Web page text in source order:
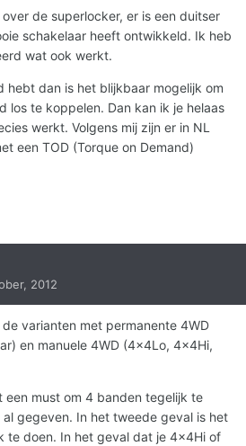
de superlocker, er is een duitser
schakelaar heeft ontwikkeld. Ik heb
wat ook werkt.
hebt dan is het blijkbaar mogelijk om
los te koppelen. Dan kan ik je helaas
werkt. Volgens mij zijn er in NL
een TOD (Torque on Demand)
2012
varianten met permanente 4WD
en manuele 4WD (4x4Lo, 4x4Hi,
een must om 4 banden tegelijk te
gegeven. In het tweede geval is het
te doen. In het geval dat je 4x4Hi of